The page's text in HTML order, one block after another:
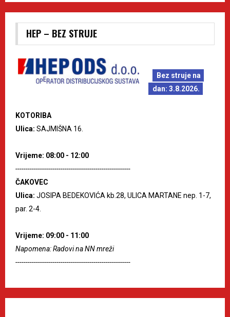
HEP – BEZ STRUJE
Bez struje na
dan: 3.8.2026.
KOTORIBA
Ulica: SAJMIŠNA 16.
Vrijeme: 08:00 - 12:00
--------------------------------------------------------
ČAKOVEC
Ulica: JOSIPA BEDEKOVIĆA kb.28, ULICA MARTANE nep. 1-7,
par. 2-4.
Vrijeme: 09:00 - 11:00
Napomena: Radovi na NN mreži
--------------------------------------------------------